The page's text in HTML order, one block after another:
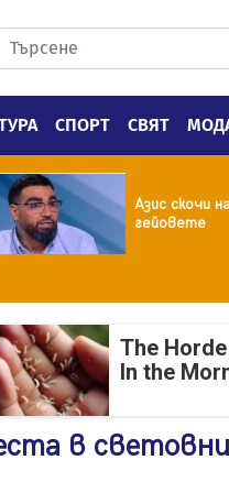
СПОРТ СВЯТ
Азис скочи
гейовете
The
In the
в